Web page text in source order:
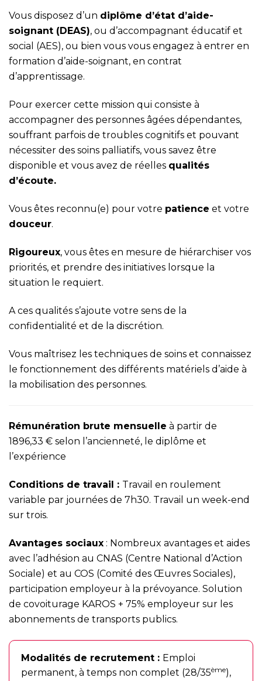
Vous disposez d’un diplôme d’état d’aide-
soignant (DEAS), ou d’accompagnant éducatif et
social (AES), ou bien vous vous engagez à entrer en
formation d’aide-soignant, en contrat
d’apprentissage.
Pour exercer cette mission qui consiste à
accompagner des personnes âgées dépendantes,
souffrant parfois de troubles cognitifs et pouvant
nécessiter des soins palliatifs, vous savez être
disponible et vous avez de réelles qualités
d’écoute.
Vous êtes reconnu(e) pour votre patience et votre
douceur.
Rigoureux, vous êtes en mesure de hiérarchiser vos
priorités, et prendre des initiatives lorsque la
situation le requiert.
A ces qualités s’ajoute votre sens de la
confidentialité et de la discrétion.
Vous maîtrisez les techniques de soins et connaissez
le fonctionnement des différents matériels d’aide à
la mobilisation des personnes.
Rémunération brute mensuelle à partir de
1896,33 € selon l’ancienneté, le diplôme et
l’expérience
Conditions de travail : Travail en roulement
variable par journées de 7h30. Travail un week-end
sur trois.
Avantages sociaux : Nombreux avantages et aides
avec l’adhésion au CNAS (Centre National d’Action
Sociale) et au COS (Comité des Œuvres Sociales),
participation employeur à la prévoyance. Solution
de covoiturage KAROS + 75% employeur sur les
abonnements de transports publics.
Modalités de recrutement : Emploi
permanent, à temps non complet (28/35ème),